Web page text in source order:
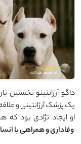
داگو آرژانتینو نخستین بار در
یک پزشک آرژانتینی و
او ایجاد نژادی بود که
وفاداری و همراهی با